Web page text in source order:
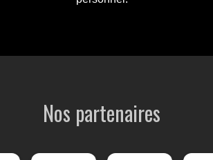
Nos partenaires